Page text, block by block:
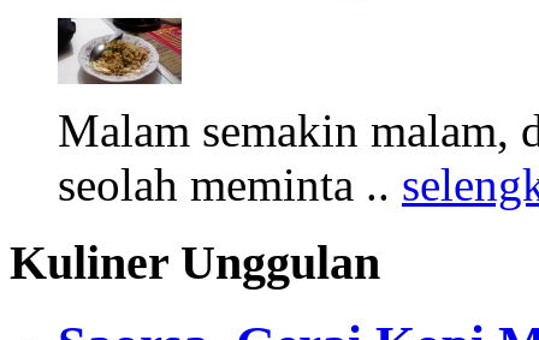
Malam semakin malam,
seolah meminta ..
Kuliner Unggulan